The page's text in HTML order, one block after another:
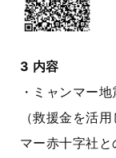
3 内容
・ミャンマー
（救援金を活
マー赤十字社と